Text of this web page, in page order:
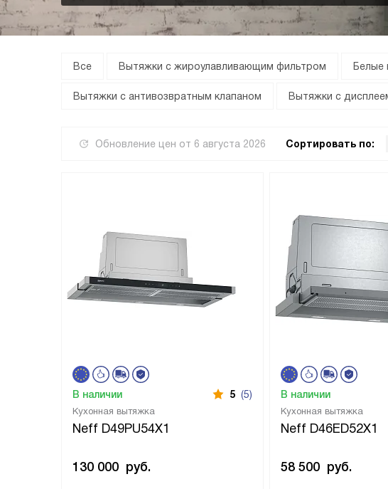
Все Вытяжки с жироулавливающим фильтром Белые
Вытяжки с антивозвратным клапаном Вытяжки с
Обновление цен от 6 августа 2026 Сортировать по:
Кухонная вытяжка
Neff D49PU54X1
В наличии 5 (5)
130 000 руб.
Кухонная вытяжка
Neff D46ED52X1
В наличии
58 500 руб.